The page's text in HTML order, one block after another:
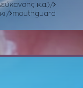
κ.α.)
mouthguard